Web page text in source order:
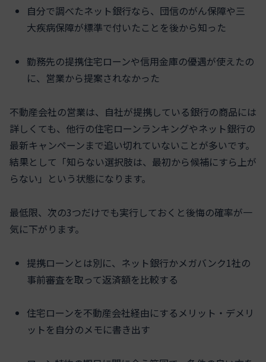
自分で調べたネット銀行なら、団信のがん保障や三
大疾病保障が標準で付いたことを後から知った
勤務先の提携住宅ローンや信用金庫の優遇が使えたの
に、営業から提案されなかった
不動産会社の営業は、自社が提携している銀行の商品には
詳しくても、他行の住宅ローンランキングやネット銀行の
最新キャンペーンまで追い切れていないことが多いです。
結果として「知らない選択肢は、最初から候補にすら上が
らない」という状態になります。
最低限、次の3つだけでも実行しておくと後悔の確率が一
気に下がります。
提携ローンとは別に、ネット銀行かメガバンク1社の
事前審査を取って返済額を比較する
住宅ローンを不動産会社経由にするメリット・デメリ
ットを自分のメモに書き出す